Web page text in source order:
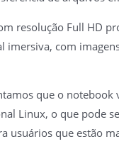
resolução Full HD
imersiva, com
que o notebook
Linux, o que pode
usuários que estão